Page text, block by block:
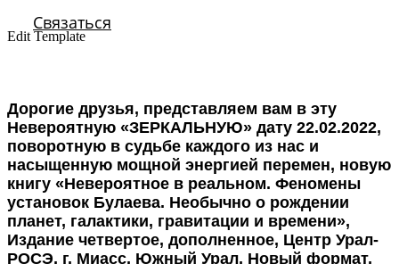
Связаться
Edit Template
Дорогие друзья, представляем вам в эту
Невероятную «ЗЕРКАЛЬНУЮ» дату 22.02.2022,
поворотную в судьбе каждого из нас и
насыщенную мощной энергией перемен, новую
книгу «Невероятное в реальном. Феномены
установок Булаева. Необычно о рождении
планет, галактики, гравитации и времени»,
Издание четвертое, дополненное, Центр Урал-
РОСЭ, г. Миасс, Южный Урал, Новый формат,